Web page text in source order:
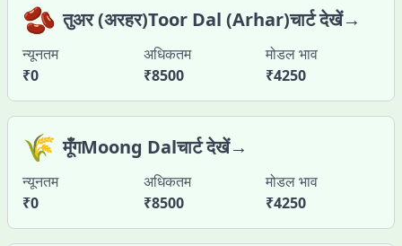
🫘 तुअर (अरहर)Toor Dal (Arhar)चार्ट देखें→
न्यूनतम
₹0
अधिकतम
₹8500
मोडल भाव
₹4250
🌾 मूँगMoong Dalचार्ट देखें→
न्यूनतम
₹0
अधिकतम
₹8500
मोडल भाव
₹4250